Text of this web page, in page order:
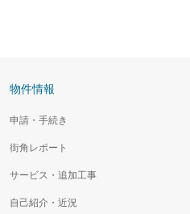
物件情報
申請・手続き
街角レポート
サービス・追加工事
自己紹介・近況